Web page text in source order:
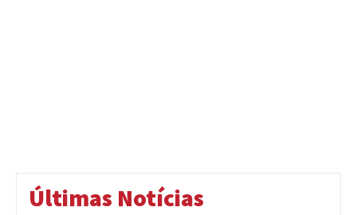
Últimas Notícias